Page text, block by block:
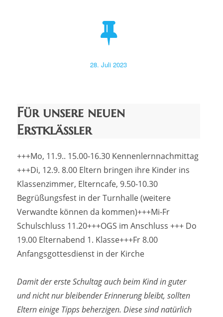
Veröffentlicht
28. Juli 2023
Für unsere neuen
Erstklässler
+++Mo, 11.9.. 15.00-16.30 Kennenlernnachmittag
+++Di, 12.9. 8.00 Eltern bringen ihre Kinder ins
Klassenzimmer, Elterncafe, 9.50-10.30
Begrüßungsfest in der Turnhalle (weitere
Verwandte können da kommen)+++Mi-Fr
Schulschluss 11.20+++OGS im Anschluss +++ Do
19.00 Elternabend 1. Klasse+++Fr 8.00
Anfangsgottesdienst in der Kirche
Damit der erste Schultag auch beim Kind in guter
und nicht nur bleibender Erinnerung bleibt, sollten
Eltern einige Tipps beherzigen. Diese sind natürlich